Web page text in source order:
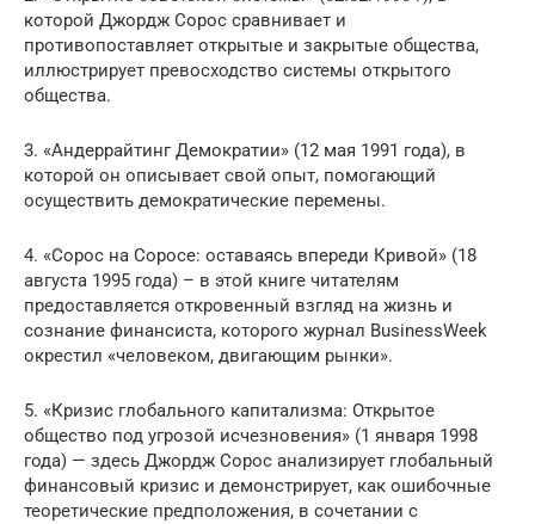
которой Джордж Сорос сравнивает и
противопоставляет открытые и закрытые общества,
иллюстрирует превосходство системы открытого
общества.
3. «Андеррайтинг Демократии» (12 мая 1991 года), в
которой он описывает свой опыт, помогающий
осуществить демократические перемены.
4. «Сорос на Соросе: оставаясь впереди Кривой» (18
августа 1995 года) – в этой книге читателям
предоставляется откровенный взгляд на жизнь и
сознание финансиста, которого журнал BusinessWeek
окрестил «человеком, двигающим рынки».
5. «Кризис глобального капитализма: Открытое
общество под угрозой исчезновения» (1 января 1998
года) — здесь Джордж Сорос анализирует глобальный
финансовый кризис и демонстрирует, как ошибочные
теоретические предположения, в сочетании с